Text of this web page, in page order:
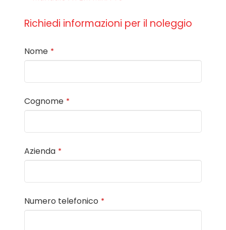
Richiedi informazioni per il noleggio
Nome *
Cognome *
Azienda *
Numero telefonico *